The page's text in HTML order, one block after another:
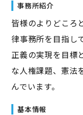
事務所紹介
皆様のよりどころ
律事務所を目指し
正義の実現を目標
な人権課題、憲法
んでいます。
基本情報